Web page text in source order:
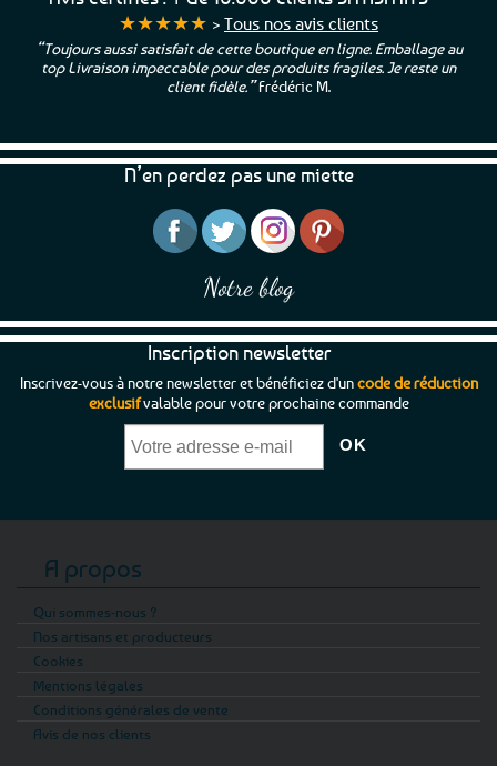
★★★★★ > Tous nos avis clients
“Toujours aussi satisfait de cette boutique en ligne. Emballage au
top Livraison impeccable pour des produits fragiles. Je reste un
client fidèle.”Frédéric M.
N’en perdez pas une miette
Notre blog
Inscription newsletter
Inscrivez-vous à notre newsletter et bénéficiez d'uncode de réduction
exclusifvalable pour votre prochaine commande
A propos
Qui sommes-nous ?
Nos artisans et producteurs
Cookies
Mentions légales
Conditions générales de vente
Avis de nos clients